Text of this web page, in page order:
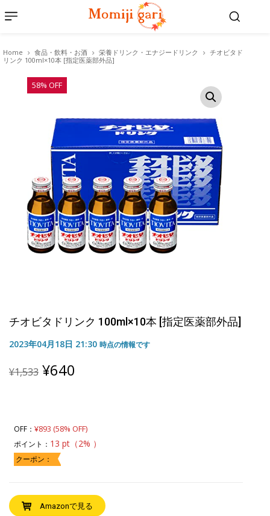
Home 食品・飲料・お酒 栄養ドリンク・エナジードリンク
チオビタド
リンク 100ml×10本 [指定医薬部外品]
58% OFF
チオビタドリンク 100ml×10本 [指定医薬部外品]
2023年04月18日 21:30 時点の情報です
¥1,533 Original
price
¥640
OFF： ¥893 (58% OFF)
ポイント： 13 pt（2% ）
クーポン：
Amazonで見る